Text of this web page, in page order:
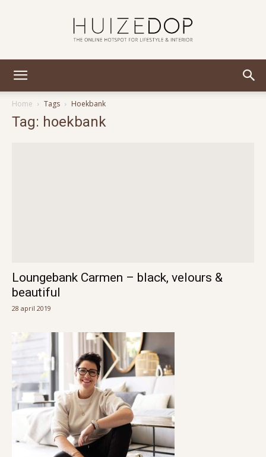
Home
Tags Hoekbank
Tag: hoekbank
Loungebank Carmen – black, velours &
beautiful
28 april 2019